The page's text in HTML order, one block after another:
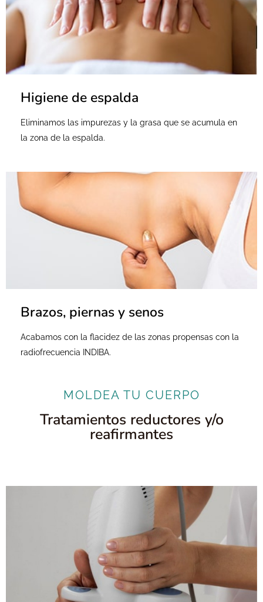
Higiene de espalda
Eliminamos las impurezas y la grasa que se acumula en
la zona de la espalda.
Brazos, piernas y senos
Acabamos con la flacidez de las zonas propensas con la
radiofrecuencia INDIBA.
MOLDEA TU CUERPO
Tratamientos reductores y/o
reafirmantes